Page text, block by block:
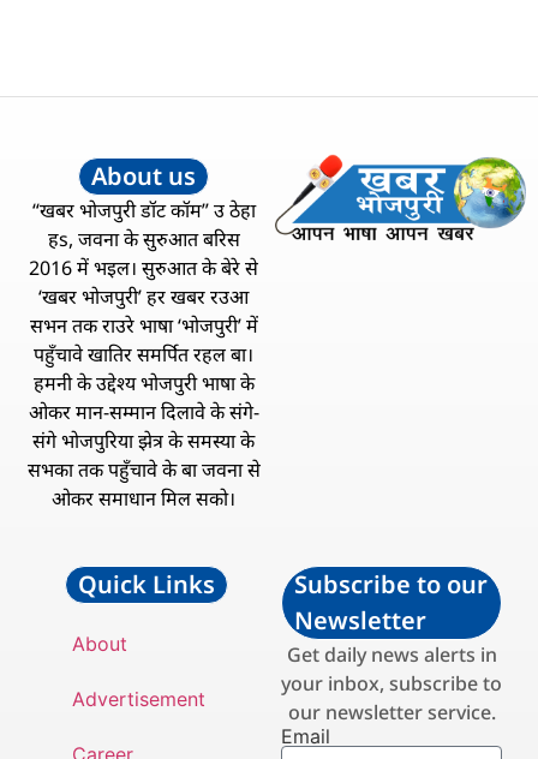
About us
“खबर भोजपुरी डॉट कॉम” उ ठेहा
हs, जवना के सुरुआत बरिस
2016 में भइल। सुरुआत के बेरे से
‘खबर भोजपुरी’ हर खबर रउआ
सभन तक राउरे भाषा ‘भोजपुरी’ में
पहुँचावे खातिर समर्पित रहल बा।
हमनी के उद्देश्य भोजपुरी भाषा के
ओकर मान-सम्मान दिलावे के संगे-
संगे भोजपुरिया झेत्र के समस्या के
सभका तक पहुँचावे के बा जवना से
ओकर समाधान मिल सको।
Quick Links
About
Advertisement
Subscribe to our
Newsletter
Get daily news alerts in
your inbox, subscribe to
our newsletter service.
Email